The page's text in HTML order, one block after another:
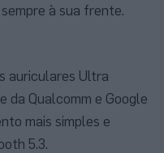
à sua frente.
auriculares Ultra
da Qualcomm e Google
mais simples e
5.3.